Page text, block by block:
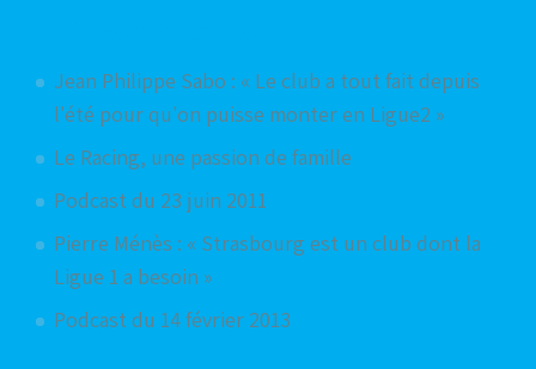
Jean Philippe ‪Sabo‬ : « Le club a tout fait depuis
l'été pour qu'on puisse monter en ‪Ligue2‬ »
Le Racing, une passion de famille
Podcast du 23 juin 2011
Pierre Ménès : « Strasbourg est un club dont la
Ligue 1 a besoin »
Podcast du 14 février 2013